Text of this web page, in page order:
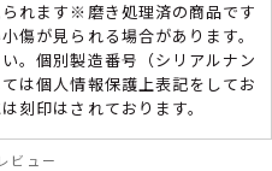
れます※磨き処理済の商品です
傷が見られる場合があります。
。個別製造番号（シリアルナン
は個人情報保護上表記をしてお
刻印はされております。
ビュー